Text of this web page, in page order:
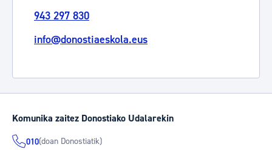
943 297 830
info@donostiaeskola.eus
Komunika zaitez Donostiako Udalarekin
010(doan Donostiatik)